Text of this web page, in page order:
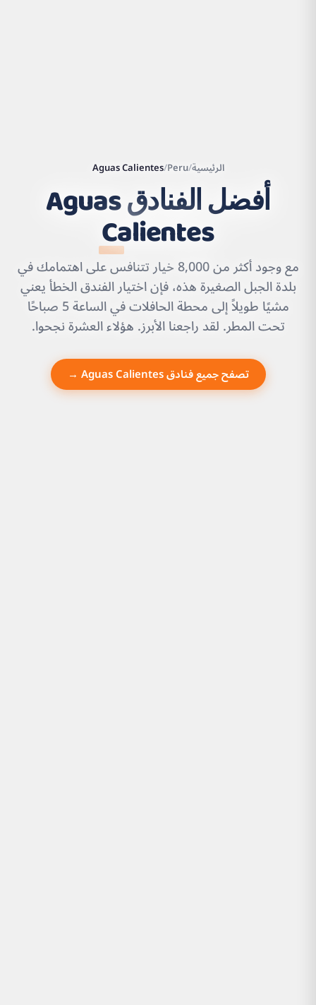
|©
OpenStreetMap
contributors | ©
الرئيسية/
Peru
/
Aguas Calientes
أفضل الفنادقAguas
Calientes
مع وجود أكثر من 8,000 خيار تتنافس على اهتمامك في
بلدة الجبل الصغيرة هذه، فإن اختيار الفندق الخطأ يعني
مشيًا طويلاً إلى محطة الحافلات في الساعة 5 صباحًا
تحت المطر. لقد راجعنا الأبرز. هؤلاء العشرة نجحوا.
تصفح جميع فنادق Aguas Calientes →